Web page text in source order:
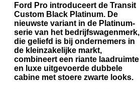
Ford Pro introduceert de Transit
Custom Black Platinum. De
nieuwste variant in de Platinum-
serie van het bedrijfswagenmerk,
die geliefd is bij ondernemers in
de kleinzakelijke markt,
combineert een riante laadruimte
en luxe uitgevoerde dubbele
cabine met stoere zwarte looks.